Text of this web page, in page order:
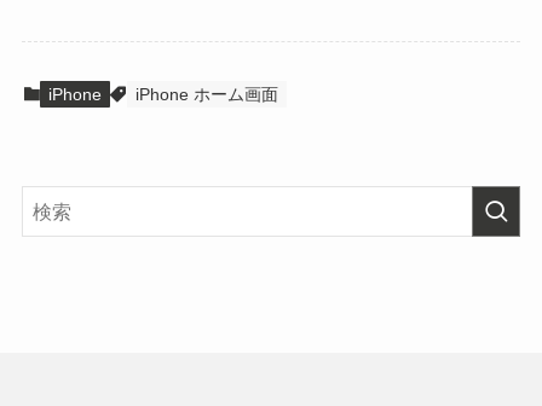
iPhone iPhone ホーム画面